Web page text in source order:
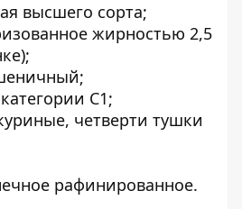
высшего сорта;
жирностью 2,5
С1;
четверти тушки
рафинированное.